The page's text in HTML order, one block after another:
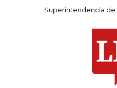
Superintendencia de